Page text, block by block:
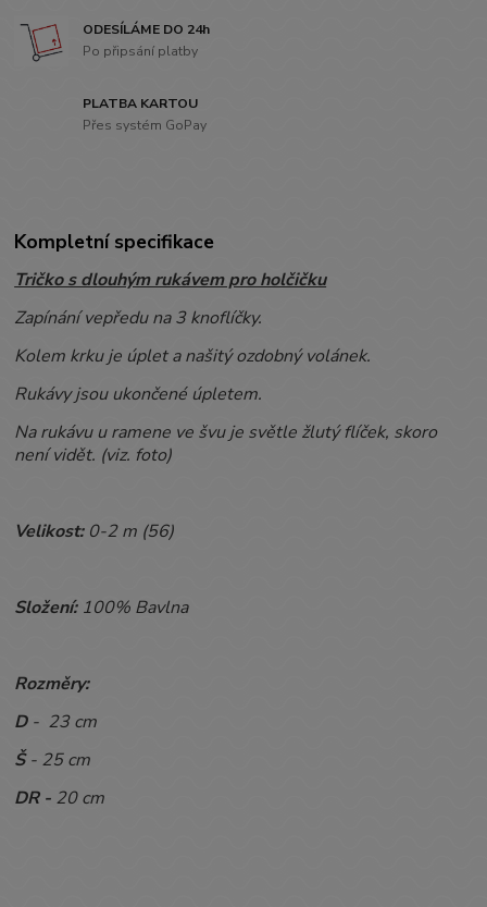
ODESÍLÁME DO 24h
Po připsání platby
PLATBA KARTOU
Přes systém GoPay
Kompletní specifikace
Tričko s dlouhým rukávem pro holčičku
Zapínání vepředu na 3 knoflíčky.
Kolem krku je úplet a našitý ozdobný volánek.
Rukávy jsou ukončené úpletem.
Na rukávu u ramene ve švu je světle žlutý flíček, skoro
není vidět. (viz. foto)
Velikost:0-2 m (56)
Složení: 100% Bavlna
Rozměry:
D - 23 cm
Š- 25 cm
DR - 20 cm